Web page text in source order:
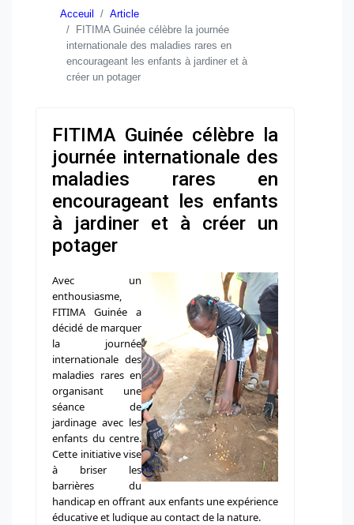
Acceuil
Article
FITIMA Guinée célèbre la journée
internationale des maladies rares en
encourageant les enfants à jardiner et à
créer un potager
FITIMA Guinée célèbre la
journée internationale des
maladies rares en
encourageant les enfants
à jardiner et à créer un
potager
Avec un
enthousiasme,
FITIMA Guinée a
décidé de marquer
la journée
internationale des
maladies rares en
organisant une
séance de
jardinage avec les
enfants du centre.
Cette initiative vise
à briser les
barrières du
handicap en offrant aux enfants une expérience
éducative et ludique au contact de la nature.